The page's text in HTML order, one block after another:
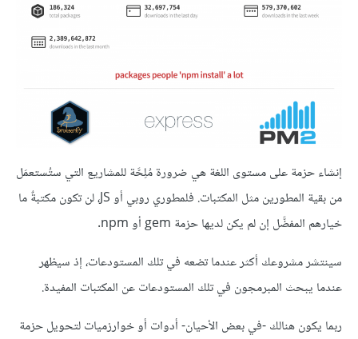
إنشاء حزمة على مستوى اللغة هي ضرورة مُلِحَّة للمشاريع التي ستُستعمَل
من بقية المطورين مثل المكتبات. فلمطوري روبي أو JS، لن تكون مكتبةٌ ما
خيارهم المفضَّل إن لم يكن لديها حزمة gem أو npm.
سينتشر مشروعك أكثر عندما تضعه في تلك المستودعات، إذ سيظهر
عندما يبحث المبرمجون في تلك المستودعات عن المكتبات المفيدة.
ربما يكون هنالك -في بعض الأحيان- أدوات أو خوارزميات لتحويل حزمة